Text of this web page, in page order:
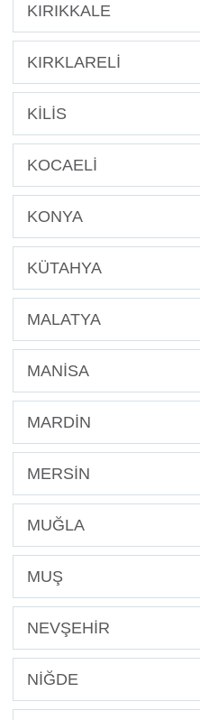
KIRIKKALE
KIRKLARELİ
KİLİS
KOCAELİ
KONYA
KÜTAHYA
MALATYA
MANİSA
MARDİN
MERSİN
MUĞLA
MUŞ
NEVŞEHİR
NİĞDE